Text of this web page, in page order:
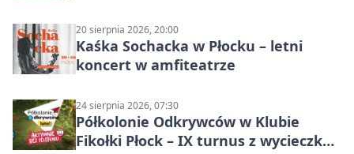
20 sierpnia 2026, 20:00
Kaśka Sochacka w Płocku – letni
koncert w amfiteatrze
24 sierpnia 2026, 07:30
Półkolonie Odkrywców w Klubie
Fikołki Płock – IX turnus z wycieczką